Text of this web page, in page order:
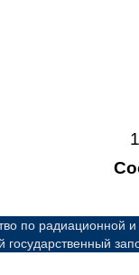
по радиационной и